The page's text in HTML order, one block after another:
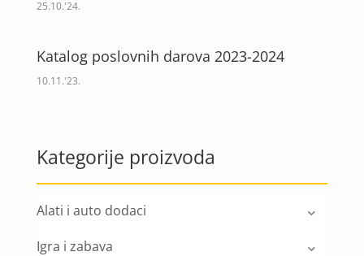
25.10.'24.
Katalog poslovnih darova 2023-2024
10.11.'23.
Kategorije proizvoda
Alati i auto dodaci
Igra i zabava